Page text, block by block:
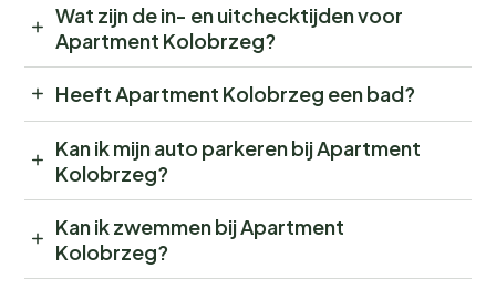
Wat zijn de in- en uitchecktijden voor
Apartment Kolobrzeg?
Heeft Apartment Kolobrzeg een bad?
Kan ik mijn auto parkeren bij Apartment
Kolobrzeg?
Kan ik zwemmen bij Apartment
Kolobrzeg?